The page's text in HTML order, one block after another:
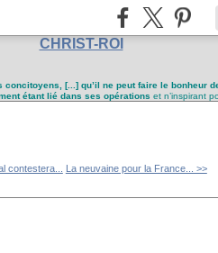
CHRIST-ROI
[...] qu’il ne peut faire le bonheur
étant lié dans ses opérations et n’inspirant
contestera... La neuvaine pour la France... >>